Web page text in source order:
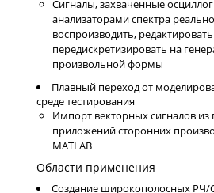
Сигналы, захваченные
анализаторами спектра
воспроизводить,
передискретизировать на
произвольной формы
Плавный переход от
среде тестирования
Импорт векторных сигналов
приложений сторонних
MATLAB
Области применения
Создание широкополосных РЧ/